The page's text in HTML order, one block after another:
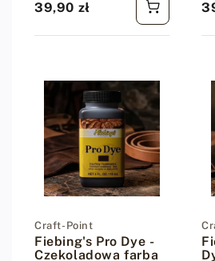
Cena regularna
39,90 zł
Dostawca:
Craft-Point
Fiebing's Pro Dye -
Czekoladowa farba